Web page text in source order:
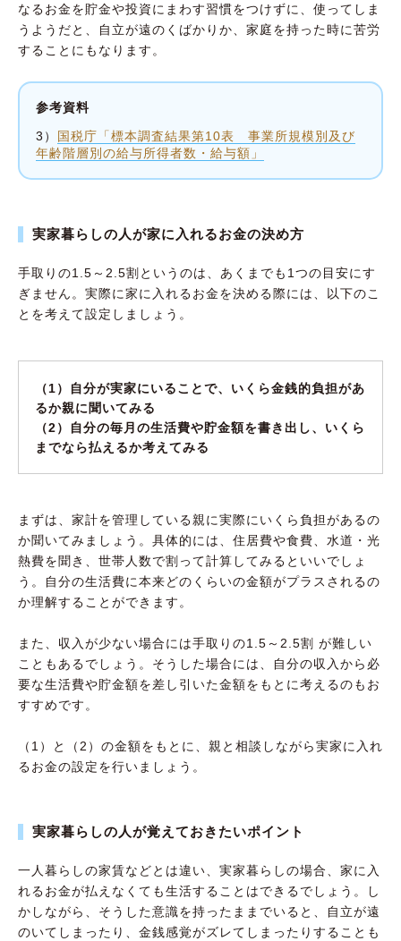
なるお金を貯金や投資にまわす習慣をつけずに、使ってしま
うようだと、自立が遠のくばかりか、家庭を持った時に苦労
することにもなります。
参考資料
3）
国税庁「標本調査結果第10表 事業所規模別及び
年齢階層別の給与所得者数・給与額」
実家暮らしの人が家に入れるお金の決め方
手取りの1.5～2.5割というのは、あくまでも1つの目安にす
ぎません。実際に家に入れるお金を決める際には、以下のこ
とを考えて設定しましょう。
（1）自分が実家にいることで、いくら金銭的負担があ
るか親に聞いてみる
（2）自分の毎月の生活費や貯金額を書き出し、いくら
までなら払えるか考えてみる
まずは、家計を管理している親に実際にいくら負担があるの
か聞いてみましょう。具体的には、住居費や食費、水道・光
熱費を聞き、世帯人数で割って計算してみるといいでしょ
う。自分の生活費に本来どのくらいの金額がプラスされるの
か理解することができます。
また、収入が少ない場合には手取りの1.5～2.5割 が難しい
こともあるでしょう。そうした場合には、自分の収入から必
要な生活費や貯金額を差し引いた金額をもとに考えるのもお
すすめです。
（1）と（2）の金額をもとに、親と相談しながら実家に入れ
るお金の設定を行いましょう。
実家暮らしの人が覚えておきたいポイント
一人暮らしの家賃などとは違い、実家暮らしの場合、家に入
れるお金が払えなくても生活することはできるでしょう。し
かしながら、そうした意識を持ったままでいると、自立が遠
のいてしまったり、金銭感覚がズレてしまったりすることも